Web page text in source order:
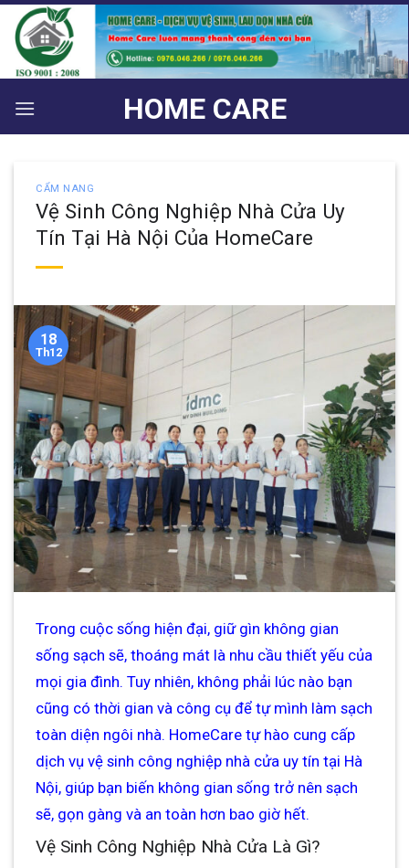
Bỏ
qua
nội
dung
HOME CARE
CẨM NANG
Vệ Sinh Công Nghiệp Nhà Cửa Uy
Tín Tại Hà Nội Của HomeCare
18
Th12
Trong cuộc sống hiện đại, giữ gìn không gian
sống sạch sẽ, thoáng mát là nhu cầu thiết yếu của
mọi gia đình. Tuy nhiên, không phải lúc nào bạn
cũng có thời gian và công cụ để tự mình làm sạch
toàn diện ngôi nhà. HomeCare tự hào cung cấp
dịch vụ vệ sinh công nghiệp nhà cửa uy tín tại Hà
Nội, giúp bạn biến không gian sống trở nên sạch
sẽ, gọn gàng và an toàn hơn bao giờ hết.
Vệ Sinh Công Nghiệp Nhà Cửa Là Gì?